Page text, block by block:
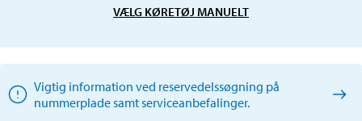
VÆLG KØRETØJ MANUELT
Vigtig information ved reservedelssøgning på
nummerplade samt serviceanbefalinger.